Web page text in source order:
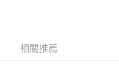
相關推薦